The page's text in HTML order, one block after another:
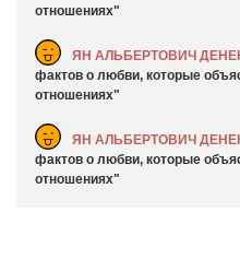
отношениях
ЯН АЛЬБЕРТОВИЧ
фактов о любви, которые
отношениях
ЯН АЛЬБЕРТОВИЧ
фактов о любви, которые
отношениях